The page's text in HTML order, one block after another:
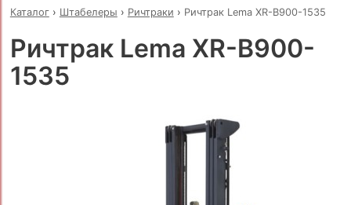
Каталог› Штабелеры › Ричтраки › Ричтрак Lema XR-B900-1535
Ричтрак Lema XR-B900-
1535